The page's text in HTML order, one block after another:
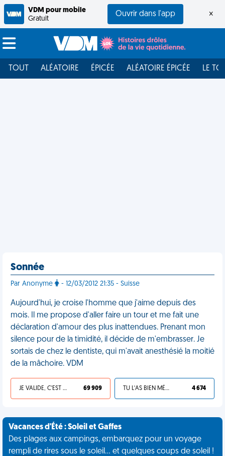
VDM pour mobile
Gratuit
Ouvrir dans l'app ×
TOUT ALÉATOIRE ÉPICÉE ALÉATOIRE ÉPICÉE LE
Sonnée
Par Anonyme - 12/03/2012 21:35 - Suisse
Aujourd'hui, je croise l'homme que j'aime depuis des
mois. Il me propose d'aller faire un tour et me fait une
déclaration d'amour des plus inattendues. Prenant mon
silence pour de la timidité, il décide de m'embrasser. Je
sortais de chez le dentiste, qui m'avait anesthésié la moitié
de la mâchoire. VDM
JE VALIDE, C'EST UNE VDM 69 909 TU L'AS BIEN MÉRITÉ 4 674
Vacances d'Été : Soleil et Gaffes
Des plages aux campings, embarquez pour un voyage
rempli de rires sous le soleil... et quelques coups de soleil !